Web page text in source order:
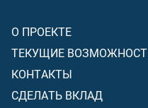
О ПРОЕКТЕ
ТЕКУЩИЕ
КОНТАКТЫ
СДЕЛАТЬ ВКЛАД